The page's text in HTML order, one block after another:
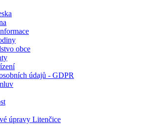
obce
údajů - GDPR
úpravy Litenčice